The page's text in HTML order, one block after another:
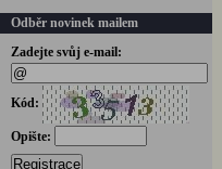
Odběr novinek mailem
Zadejte svůj e-mail:
Kód:
Opište:
Registrace